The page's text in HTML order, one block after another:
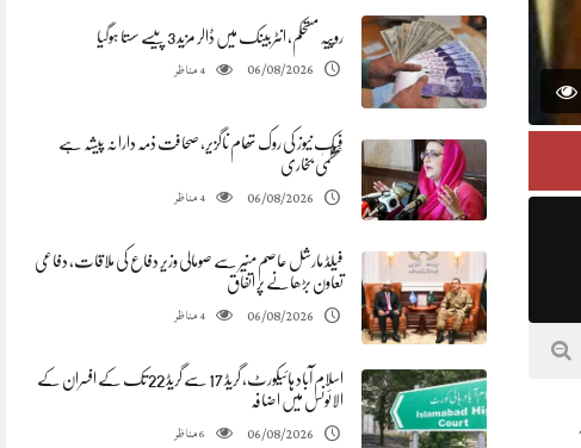
روپیہ مستحکم، انٹربینک میں ڈالر مزید 3 پیسے سستا ہوگیا
06/08/2026
4مناظر
فیک نیوز کی روک تھام ناگزیر، صحافت ذمہ دارانہ پیشہ ہے
عظمیٰ بخاری
06/08/2026
4مناظر
فیلڈ مارشل عاصم منیر سے صومالی وزیر دفاع کی ملاقات، دفاعی
تعاون بڑھانے پر اتفاق
06/08/2026
4مناظر
اسلام آباد ہائیکورٹ، گریڈ 17 سے گریڈ 22 تک کے افسران کے
الائونس میں اضافہ
06/08/2026
6مناظر